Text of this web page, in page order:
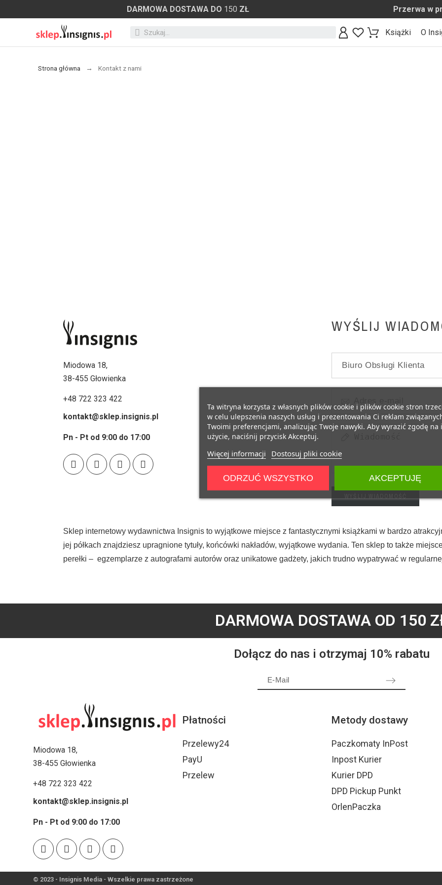
DARMOWA DOSTAWA DO 150 ZŁ Przerwa w pracy sklepu
Książki O
Strona główna Kontakt z nami
Miodowa 18,
38-455 Głowienka
+48 722 323 422
kontakt@sklep.insignis.pl
Pn - Pt od 9:00 do 17:00
WYŚLIJ
Sklep internetowy wydawnictwa Insignis to wyjątkowe miejsce z fantastycznymi książkami w bardzo
jej półkach znajdziesz upragnione tytuły, końcówki nakładów, wyjątkowe wydania. Ten sklep to także
perełki – egzemplarze z autografami autorów oraz unikatowe gadżety, jakich trudno wypatrywać w
DARMOWA DOSTAWA OD 150
Dołącz do nas i otrzymaj 10% rabatu
Miodowa 18,
38-455 Głowienka
+48 722 323 422
kontakt@sklep.insignis.pl
Pn - Pt od 9:00 do 17:00
Płatności
Przelewy24
PayU
Przelew
Metody dostawy
Paczkomaty InPost
Inpost Kurier
Kurier DPD
DPD Pickup Punkt
OrlenPaczka
© 2023 - Insignis Media - Wszelkie prawa zastrzeżone
Ta witryna korzysta z własnych plików cookie i plików cookie stron
w celu ulepszenia naszych usług i prezentowania Ci reklam
Twoimi preferencjami, analizując Twoje nawyki. Aby wyrazić zgodę na
użycie, naciśnij przycisk Akceptuj.
Więcej informacji Dostosuj pliki cookie
ODRZUĆ WSZYSTKO AKCEPTUJĘ